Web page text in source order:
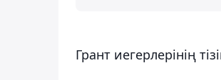
Грант иегерлерінің